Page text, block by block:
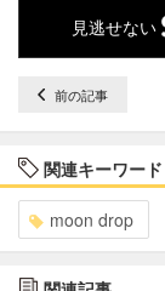
見逃せない
前の記事
関連キーワード
moon drop